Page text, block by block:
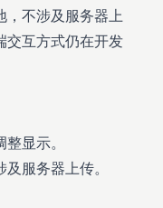
，不涉及服务器上
交互方式仍在开发
显示。
服务器上传。